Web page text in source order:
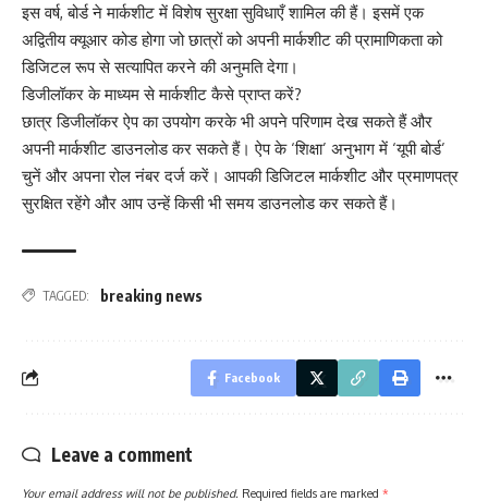
इस वर्ष, बोर्ड ने मार्कशीट में विशेष सुरक्षा सुविधाएँ शामिल की हैं। इसमें एक
अद्वितीय क्यूआर कोड होगा जो छात्रों को अपनी मार्कशीट की प्रामाणिकता को
डिजिटल रूप से सत्यापित करने की अनुमति देगा।
डिजीलॉकर के माध्यम से मार्कशीट कैसे प्राप्त करें?
छात्र डिजीलॉकर ऐप का उपयोग करके भी अपने परिणाम देख सकते हैं और
अपनी मार्कशीट डाउनलोड कर सकते हैं। ऐप के ‘शिक्षा’ अनुभाग में ‘यूपी बोर्ड’
चुनें और अपना रोल नंबर दर्ज करें। आपकी डिजिटल मार्कशीट और प्रमाणपत्र
सुरक्षित रहेंगे और आप उन्हें किसी भी समय डाउनलोड कर सकते हैं।
TAGGED: breaking news
Facebook
Leave a comment
Your email address will not be published. Required fields are marked *